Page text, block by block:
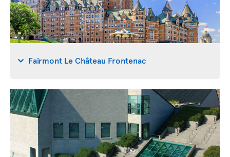
Fairmont Le Château Frontenac